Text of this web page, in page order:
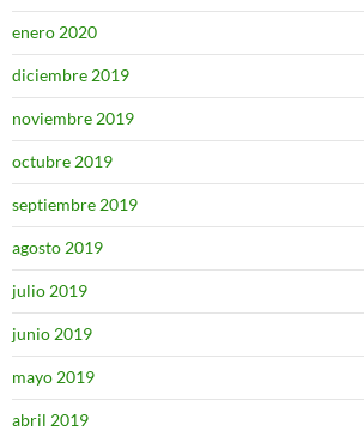
enero 2020
diciembre 2019
noviembre 2019
octubre 2019
septiembre 2019
agosto 2019
julio 2019
junio 2019
mayo 2019
abril 2019